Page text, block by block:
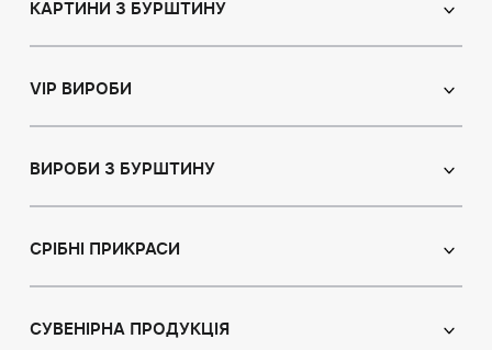
КАРТИНИ З БУРШТИНУ
Іменні ікони
Натюрморт
Мисливська тема
VIP ВИРОБИ
Ікони з пластин
ВИРОБИ З БУРШТИНУ
Браслети
СРІБНІ ПРИКРАСИ
Підвіски
СУВЕНІРНА ПРОДУКЦІЯ